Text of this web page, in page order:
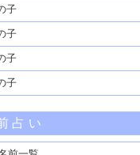
子
子
子
子
占い